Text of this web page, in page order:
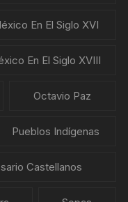
En El Siglo XVI
En El Siglo XVIII
Octavio Paz
Pueblos Indígenas
Castellanos